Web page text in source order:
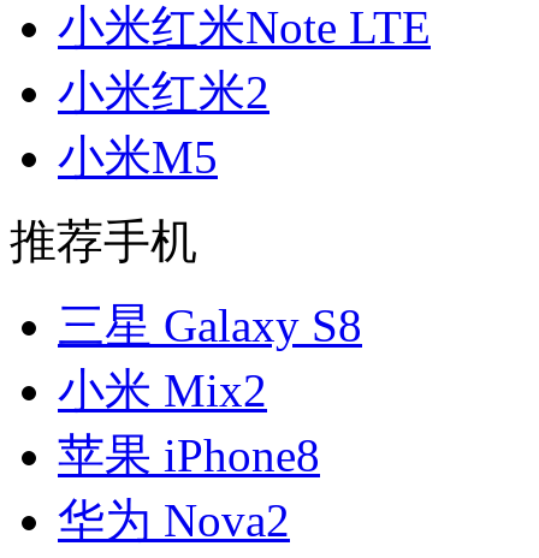
小米红米Note LTE
小米红米2
小米M5
推荐手机
三星 Galaxy S8
小米 Mix2
苹果 iPhone8
华为 Nova2